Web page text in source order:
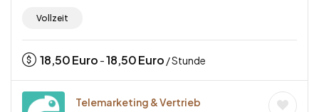
Vollzeit
18,50Euro -18,50Euro / Stunde
Telemarketing & Vertrieb